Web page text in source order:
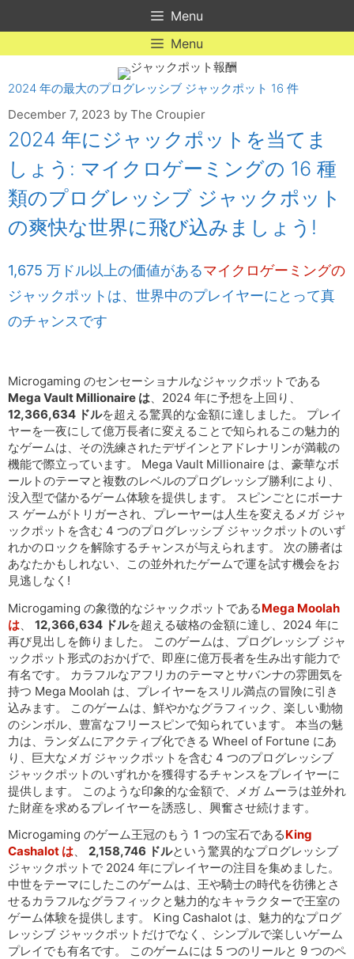
Menu
Menu
2024 年の最大のプログレッシブ ジャックポット 16 件
December 7, 2023 by The Croupier
2024 年にジャックポットを当てま
しょう: マイクロゲーミングの 16 種
類のプログレッシブ ジャックポット
の爽快な世界に飛び込みましょう!
1,675 万ドル以上の価値があるマイクロゲーミングの
ジャックポットは、世界中のプレイヤーにとって真
のチャンスです
Microgaming のセンセーショナルなジャックポットである
Mega Vault Millionaire は、2024 年に予想を上回り、
12,366,634 ドルを超える驚異的な金額に達しました。 プレイ
ヤーを一夜にして億万長者に変えることで知られるこの魅力的
なゲームは、その洗練されたデザインとアドレナリンが満載の
機能で際立っています。 Mega Vault Millionaire は、豪華なボ
ールトのテーマと複数のレベルのプログレッシブ勝利により、
没入型で儲かるゲーム体験を提供します。 スピンごとにボーナ
ス ゲームがトリガーされ、プレーヤーは人生を変えるメガ ジャ
ックポットを含む 4 つのプログレッシブ ジャックポットのいず
れかのロックを解除するチャンスが与えられます。 次の勝者は
あなたかもしれない、この並外れたゲームで運を試す機会をお
見逃しなく!
Microgaming の象徴的なジャックポットであるMega Moolah
は
12,366,634 ドルを超える破格の金額に達し、2024 年に
再び見出しを飾りました。 このゲームは、プログレッシブ ジャ
ックポット形式のおかげで、即座に億万長者を生み出す能力で
有名です。 カラフルなアフリカのテーマとサバンナの雰囲気を
持つ Mega Moolah は、プレイヤーをスリル満点の冒険に引き
込みます。 このゲームは、鮮やかなグラフィック、楽しい動物
のシンボル、豊富なフリースピンで知られています。 本当の魅
力は、ランダムにアクティブ化できる Wheel of Fortune にあ
り、巨大なメガ ジャックポットを含む 4 つのプログレッシブ
ジャックポットのいずれかを獲得するチャンスをプレイヤーに
提供します。 このような印象的な金額で、メガ ムーラは並外れ
た財産を求めるプレイヤーを誘惑し、興奮させ続けます。
Microgaming のゲーム王冠のもう 1 つの宝石であるKing
Cashalot は、 2,158,746 ドルという驚異的なプログレッシブ
ジャックポットで 2024 年にプレイヤーの注目を集めました。
中世をテーマにしたこのゲームは、王や騎士の時代を彷彿とさ
せるカラフルなグラフィックと魅力的なキャラクターで王室の
ゲーム体験を提供します。 King Cashalot は、魅力的なプログ
レッシブ ジャックポットだけでなく、シンプルで楽しいゲーム
プレイでも有名です。 このゲームには 5 つのリールと 9 つのペ